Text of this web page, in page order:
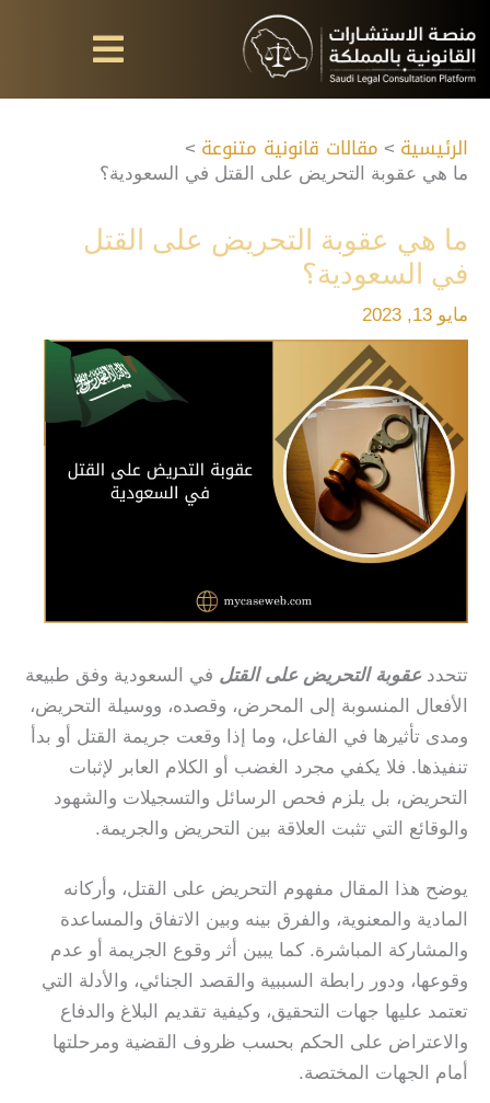
إلى
المحتوى
الرئيسية مقالات قانونية متنوعة
ما هي عقوبة التحريض على القتل في السعودية؟
ما هي عقوبة التحريض على القتل
في السعودية؟
مايو 13, 2023
تتحدد عقوبة التحريض على القتل في السعودية وفق طبيعة
الأفعال المنسوبة إلى المحرض، وقصده، ووسيلة التحريض،
ومدى تأثيرها في الفاعل، وما إذا وقعت جريمة القتل أو بدأ
تنفيذها. فلا يكفي مجرد الغضب أو الكلام العابر لإثبات
التحريض، بل يلزم فحص الرسائل والتسجيلات والشهود
والوقائع التي تثبت العلاقة بين التحريض والجريمة.
يوضح هذا المقال مفهوم التحريض على القتل، وأركانه
المادية والمعنوية، والفرق بينه وبين الاتفاق والمساعدة
والمشاركة المباشرة. كما يبين أثر وقوع الجريمة أو عدم
وقوعها، ودور رابطة السببية والقصد الجنائي، والأدلة التي
تعتمد عليها جهات التحقيق، وكيفية تقديم البلاغ والدفاع
والاعتراض على الحكم بحسب ظروف القضية ومرحلتها
أمام الجهات المختصة.